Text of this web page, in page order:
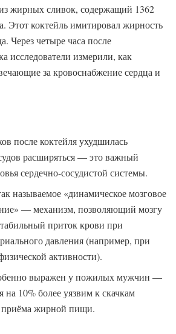
жирных сливок, содержащий 1362
Этот коктейль имитировал жирность
Через четыре часа после
исследователи измерили, как
за кровоснабжение сердца и
после коктейля ухудшилась
расширяться — это важный
сердечно-сосудистой системы.
называемое «динамическое мозговое
— механизм, позволяющий мозгу
приток крови при
давления (например, при
активности).
выражен у пожилых мужчин —
на 10% более уязвим к скачкам
приёма жирной пищи.